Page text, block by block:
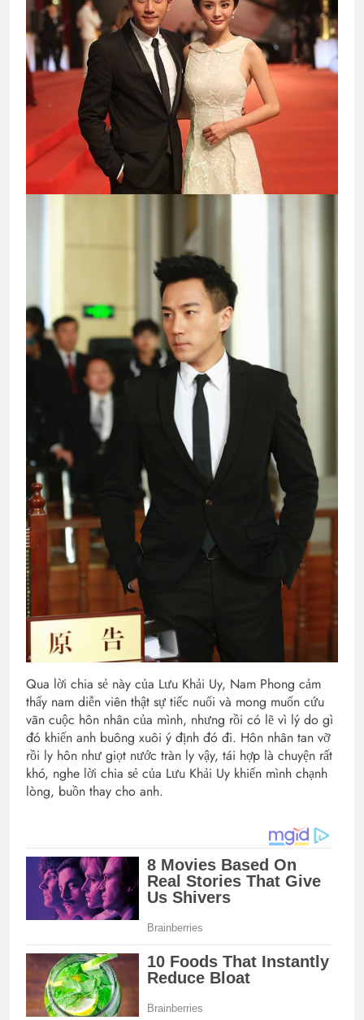
Qua lời chia sẻ này của Lưu Khải Uy, Nam Phong cảm
thấy nam diễn viên thật sự tiếc nuối và mong muốn cứu
vãn cuộc hôn nhân của mình, nhưng rồi có lẽ vì lý do gì
đó khiến anh buông xuôi ý định đó đi. Hôn nhân tan vỡ
rồi ly hôn như giọt nước tràn ly vậy, tái hợp là chuyện rất
khó, nghe lời chia sẻ của Lưu Khải Uy khiến mình chạnh
lòng, buồn thay cho anh.